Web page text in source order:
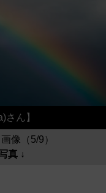
ん】
像（5/9）
真 ↓